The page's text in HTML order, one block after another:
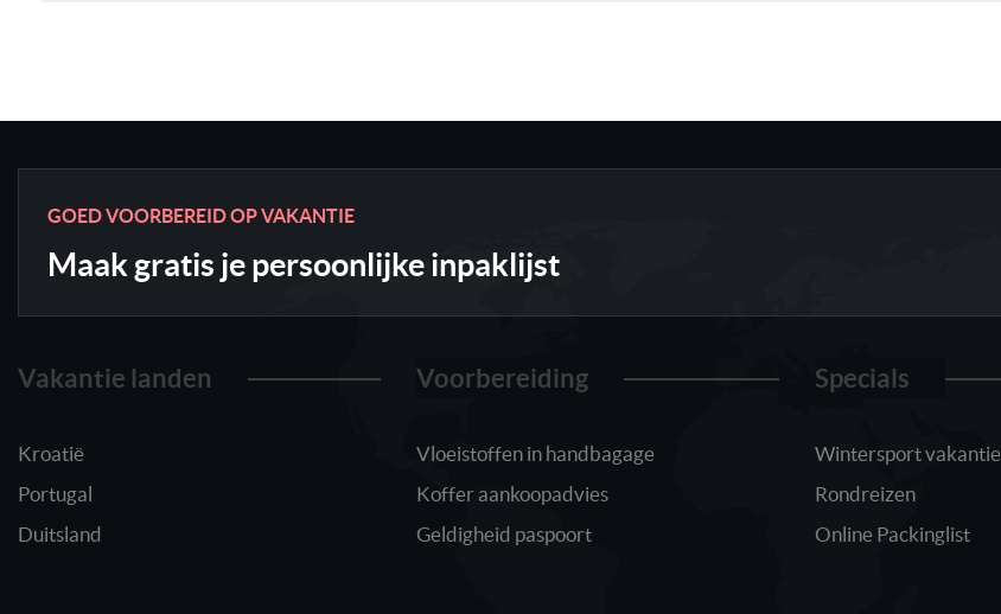
GOED VOORBEREID OP VAKANTIE
Maak gratis je persoonlijke inpaklijst
Vakantie landen
Kroatië
Portugal
Duitsland
Voorbereiding
Vloeistoffen in handbagage
Koffer aankoopadvies
Geldigheid paspoort
Specials
Wintersport vakantie
Rondreizen
Online Packinglist